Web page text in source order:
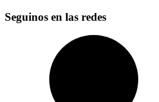
Seguinos en las redes